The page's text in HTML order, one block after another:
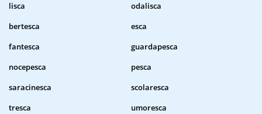
lisca
odalisca
bertesca
esca
fantesca
guardapesca
nocepesca
pesca
saracinesca
scolaresca
tresca
umoresca